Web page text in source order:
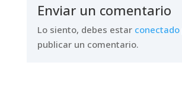
Enviar un comentario
Lo siento, debes estar conectado
publicar un comentario.